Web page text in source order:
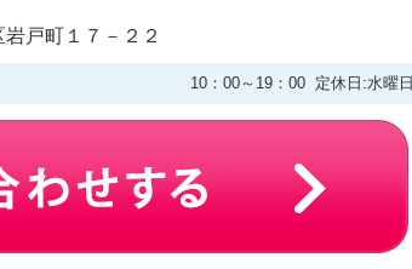
戸町１７－２２
10：00～19：00 定休日:水曜日